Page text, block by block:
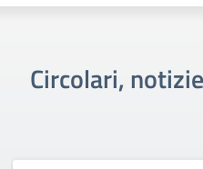
Circolari,